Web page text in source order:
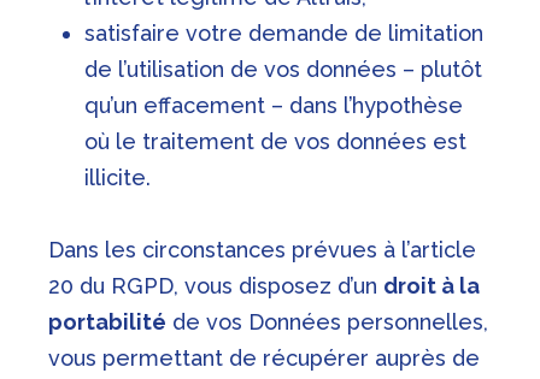
satisfaire votre demande de limitation
de l’utilisation de vos données – plutôt
qu’un effacement – dans l’hypothèse
où le traitement de vos données est
illicite.
Dans les circonstances prévues à l’article
20 du RGPD, vous disposez d’un droit à la
portabilité de vos Données personnelles,
vous permettant de récupérer auprès de